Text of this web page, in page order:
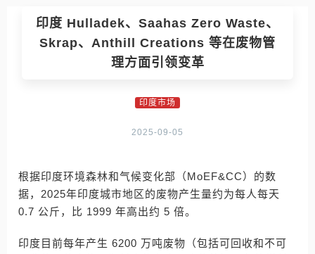
印度 Hulladek、Saahas Zero Waste、
Skrap、Anthill Creations 等在废物管
理方面引领变革
印度市场
2025-09-05
根据印度环境森林和气候变化部（MoEF&CC）的数
据，2025年印度城市地区的废物产生量约为每人每天
0.7 公斤，比 1999 年高出约 5 倍。
印度目前每年产生 6200 万吨废物（包括可回收和不可